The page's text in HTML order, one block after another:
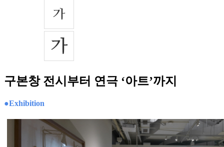
구본창 전시부터 연극 ‘아트’까지
●Exhibition